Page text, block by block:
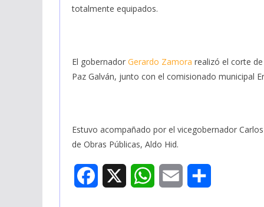
totalmente equipados.
El gobernador Gerardo Zamora realizó el corte
Paz Galván, junto con el comisionado municipal
Estuvo acompañado por el vicegobernador
de Obras Públicas, Aldo Hid.
W